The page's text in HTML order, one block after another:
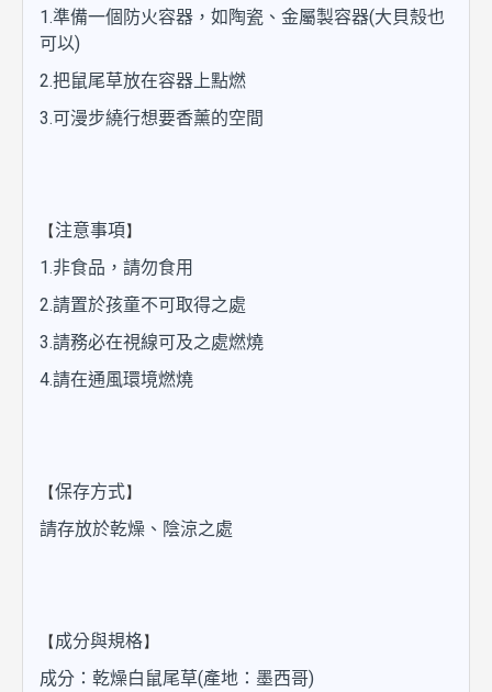
1.準備一個防火容器，如陶瓷、金屬製容器(大貝殼也
可以)
2.把鼠尾草放在容器上點燃
3.可漫步繞行想要香薰的空間
【注意事項】
1.非食品，請勿食用
2.請置於孩童不可取得之處
3.請務必在視線可及之處燃燒
4.請在通風環境燃燒
【保存方式】
請存放於乾燥、陰涼之處
【成分與規格】
成分：乾燥白鼠尾草(產地：墨西哥)